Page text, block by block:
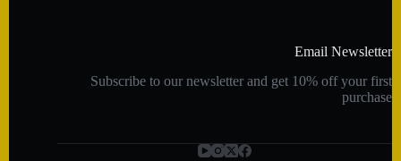
Email Newsletter
Subscribe to our newsletter and get 10% off your first
purchase